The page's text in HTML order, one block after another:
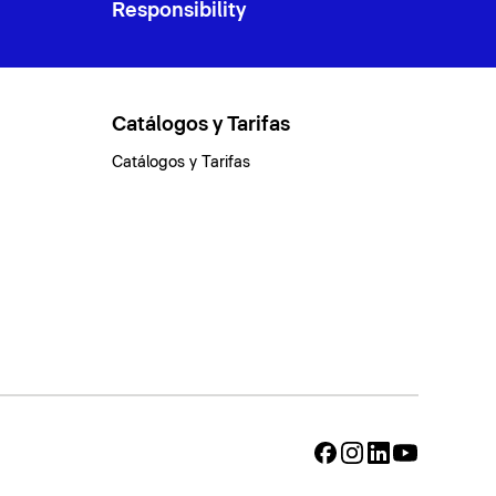
Responsibility
Catálogos y Tarifas
Catálogos y Tarifas